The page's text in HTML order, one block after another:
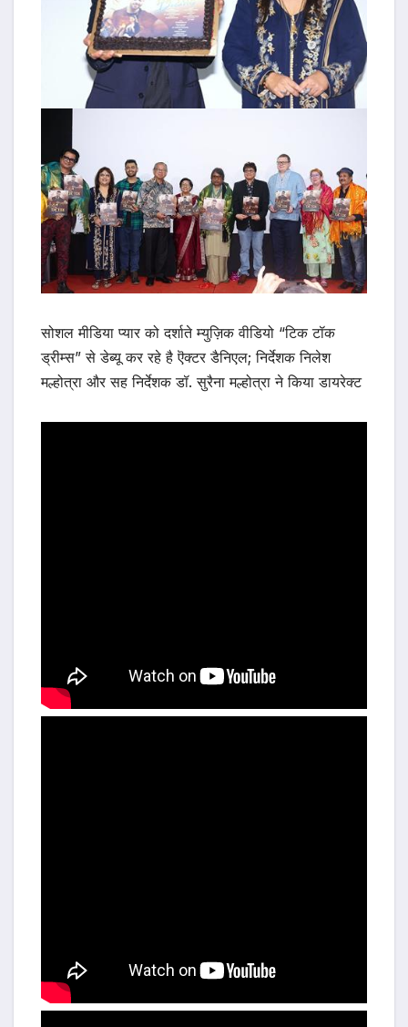
सोशल मीडिया प्यार को दर्शाते म्युज़िक वीडियो “टिक टॉक
ड्रीम्स” से डेब्यू कर रहे है ऎक्टर डैनिएल; निर्देशक निलेश
मल्होत्रा और सह निर्देशक डॉ. सुरैना मल्होत्रा ने किया डायरेक्ट